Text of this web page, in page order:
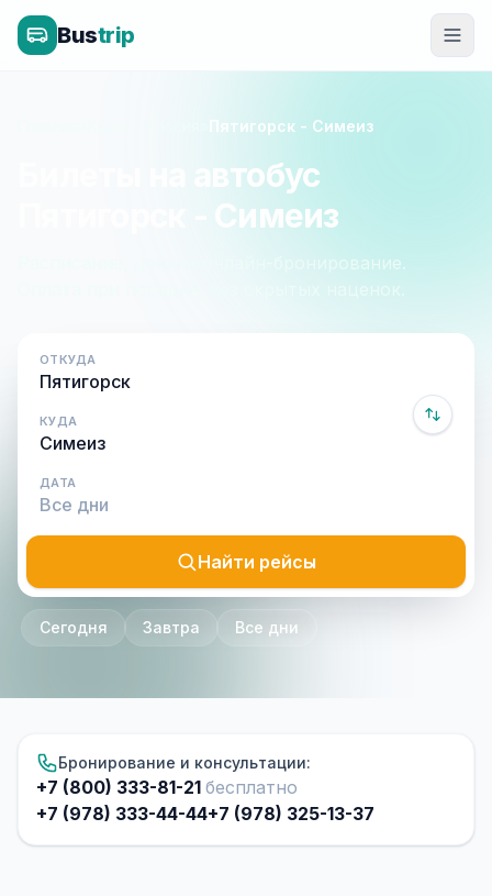
Bustrip
Пятигорск - Симеиз
Билеты на автобус
Пятигорск - Симеиз
Расписание, цены и онлайн-бронирование.
Оплата при посадке, без скрытых наценок.
ОТКУДА
КУДА
ДАТА
Найти рейсы
Сегодня Завтра Все дни
Бронирование и консультации:
+7 (800) 333-81-21 бесплатно
+7 (978) 333-44-44+7 (978) 325-13-37